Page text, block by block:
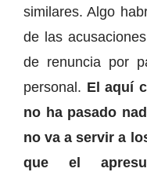
similares. Algo
de las
de renuncia por
personal. El aquí
no ha pasado
no va a servir a
que el